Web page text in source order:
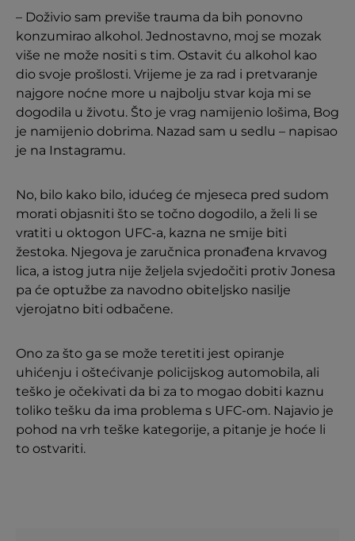
– Doživio sam previše trauma da bih ponovno
konzumirao alkohol. Jednostavno, moj se mozak
više ne može nositi s tim. Ostavit ću alkohol kao
dio svoje prošlosti. Vrijeme je za rad i pretvaranje
najgore noćne more u najbolju stvar koja mi se
dogodila u životu. Što je vrag namijenio lošima, Bog
je namijenio dobrima. Nazad sam u sedlu – napisao
je na Instagramu.
No, bilo kako bilo, idućeg će mjeseca pred sudom
morati objasniti što se točno dogodilo, a želi li se
vratiti u oktogon UFC-a, kazna ne smije biti
žestoka. Njegova je zaručnica pronađena krvavog
lica, a istog jutra nije željela svjedočiti protiv Jonesa
pa će optužbe za navodno obiteljsko nasilje
vjerojatno biti odbačene.
Ono za što ga se može teretiti jest opiranje
uhićenju i oštećivanje policijskog automobila, ali
teško je očekivati da bi za to mogao dobiti kaznu
toliko tešku da ima problema s UFC-om. Najavio je
pohod na vrh teške kategorije, a pitanje je hoće li
to ostvariti.